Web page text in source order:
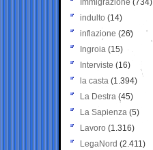
Immigrazione (734)
indulto (14)
inflazione (26)
Ingroia (15)
Interviste (16)
la casta (1.394)
La Destra (45)
La Sapienza (5)
Lavoro (1.316)
LegaNord (2.411)